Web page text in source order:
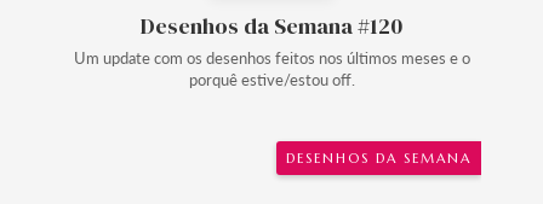
Desenhos da Semana #120
Um update com os desenhos feitos nos últimos meses e o
porquê estive/estou off.
DESENHOS DA SEMANA